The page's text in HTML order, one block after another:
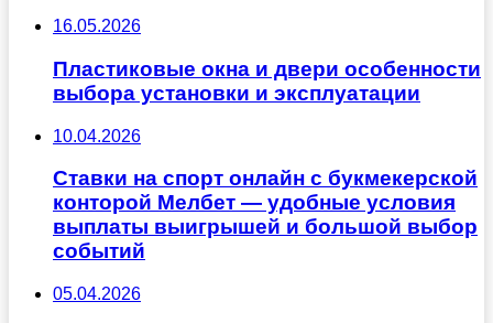
16.05.2026
Пластиковые окна и двери особенности
выбора установки и эксплуатации
10.04.2026
Ставки на спорт онлайн с букмекерской
конторой Мелбет — удобные условия
выплаты выигрышей и большой выбор
событий
05.04.2026